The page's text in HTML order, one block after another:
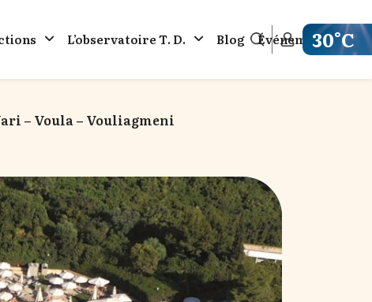
L’observatoire Τ. D. Blog Événements30°C
Get
– Voula – Vouliagmeni